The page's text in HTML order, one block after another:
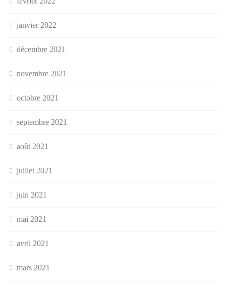
janvier 2022
décembre 2021
novembre 2021
octobre 2021
septembre 2021
août 2021
juillet 2021
juin 2021
mai 2021
avril 2021
mars 2021